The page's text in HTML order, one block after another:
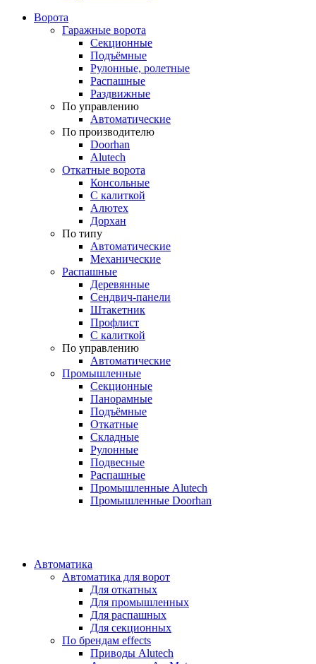
Ворота
Гаражные ворота
Секционные
Подъёмные
Рулонные, ролетные
Распашные
Раздвижные
По управлению
Автоматические
По производителю
Doorhan
Alutech
Откатные ворота
Консольные
С калиткой
Алютех
Дорхан
По типу
Автоматические
Механические
Распашные
Деревянные
Сендвич-панели
Штакетник
Профлист
С калиткой
По управлению
Автоматические
Промышленные
Секционные
Панорамные
Подъёмные
Откатные
Складные
Рулонные
Подвесные
Распашные
Промышленные Alutech
Промышленные Doorhan
Автоматика
Автоматика для ворот
Для откатных
Для промышленных
Для распашных
Для секционных
По брендам effects
Приводы Alutech